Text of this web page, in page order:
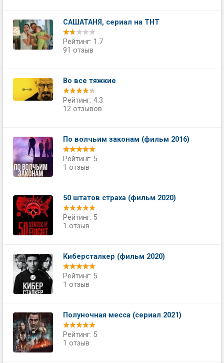
САШАТАНЯ, сериал на ТНТ
Рейтинг: 1.7
91 отзыв
Во все тяжкие
Рейтинг: 4.3
12 отзывов
По волчьим законам (фильм 2016)
Рейтинг: 5
1 отзыв
50 штатов страха (фильм 2020)
Рейтинг: 5
1 отзыв
Киберсталкер (фильм 2020)
Рейтинг: 5
1 отзыв
Полуночная месса (сериал 2021)
Рейтинг: 5
1 отзыв